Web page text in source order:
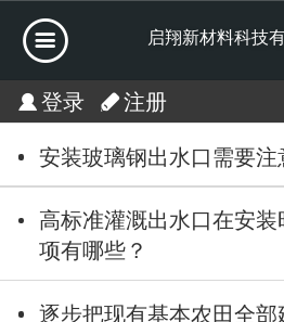
启翔新材料科技
登录 注册
安装玻璃钢出水口需要注
高标准灌溉出水口在安
项有哪些？
逐步把现有基本农田全部